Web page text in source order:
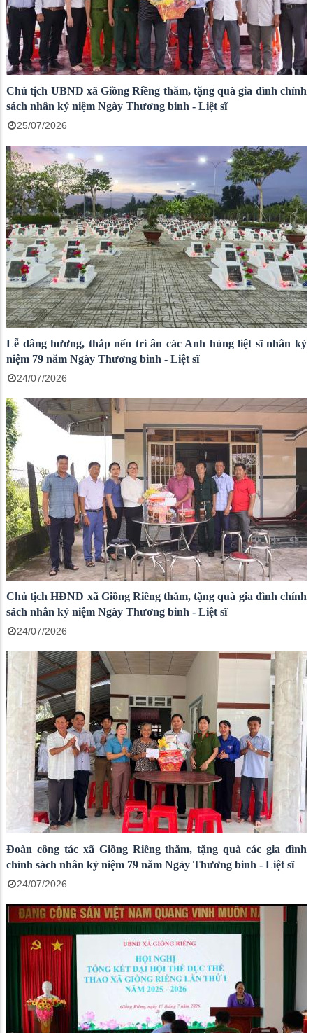
Chủ tịch UBND xã Giồng Riềng thăm, tặng quà gia đình chính
sách nhân kỷ niệm Ngày Thương binh - Liệt sĩ
25/07/2026
Lễ dâng hương, thắp nến tri ân các Anh hùng liệt sĩ nhân kỷ
niệm 79 năm Ngày Thương binh - Liệt sĩ
24/07/2026
Chủ tịch HĐND xã Giồng Riềng thăm, tặng quà gia đình chính
sách nhân kỷ niệm Ngày Thương binh - Liệt sĩ
24/07/2026
Đoàn công tác xã Giồng Riềng thăm, tặng quà các gia đình
chính sách nhân kỷ niệm 79 năm Ngày Thương binh - Liệt sĩ
24/07/2026